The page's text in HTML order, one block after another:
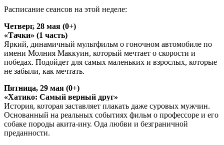
Расписание сеансов на этой неделе:
Четверг, 28 мая (0+)
«Тачки» (1 часть)
Яркий, динамичный мультфильм о гоночном автомобиле по
имени Молния Маккуин, который мечтает о скорости и
победах. Подойдет для самых маленьких и взрослых, которые
не забыли, как мечтать.
Пятница, 29 мая (0+)
«Хатико: Самый верный друг»
История, которая заставляет плакать даже суровых мужчин.
Основанный на реальных событиях фильм о профессоре и его
собаке породы акита-ину. Ода любви и безграничной
преданности.